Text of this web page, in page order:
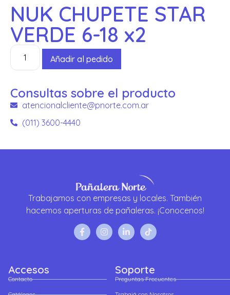
NUK CHUPETE STAR
VERDE 6-18 x2
Añadir al pedido
Consultas sobre el producto
atencionalcliente@pnorte.com.ar
(011) 3600-4440
Trabajamos con empresas y locales. También
hacemos aperturas de pañaleras. ¡Conocenos!
Accesos
Contacto
Soporte
Preguntas Frecuentes